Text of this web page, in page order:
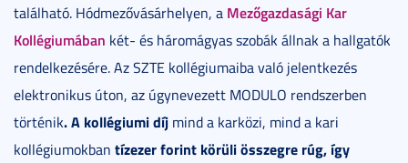
található. Hódmezővásárhelyen, a Mezőgazdasági Kar
Kollégiumában két- és háromágyas szobák állnak a hallgatók
rendelkezésére. Az SZTE kollégiumaiba való jelentkezés
elektronikus úton, az úgynevezett MODULO rendszerben
történik. A kollégiumi díj mind a karközi, mind a kari
kollégiumokban tízezer forint körüli összegre rúg, így